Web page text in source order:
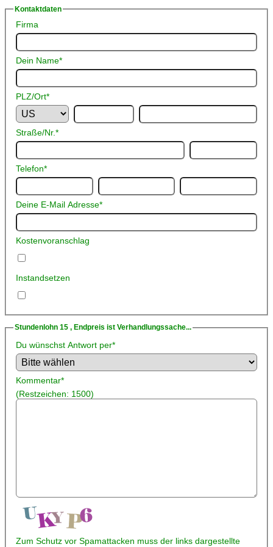
Kontaktdaten
Firma
Dein Name*
PLZ/Ort*
Straße/Nr.*
Telefon*
Deine E-Mail Adresse*
Kostenvoranschlag
Instandsetzen
Stundenlohn 15 , Endpreis ist Verhandlungssache...
Du wünschst Antwort per*
Kommentar*
(Restzeichen: 1500)
Zum Schutz vor Spamattacken muss der links dargestellte